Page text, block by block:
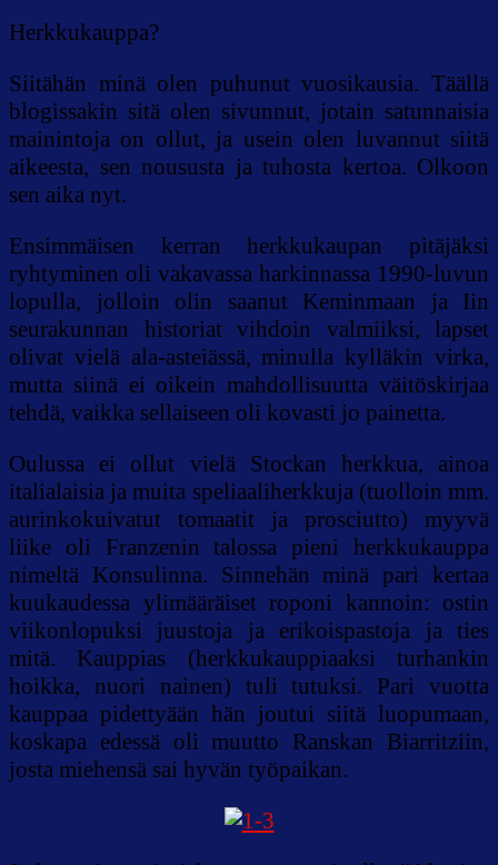
Herkkukauppa?
Siitähän minä olen puhunut vuosikausia. Täällä
blogissakin sitä olen sivunnut, jotain satunnaisia
mainintoja on ollut, ja usein olen luvannut siitä
aikeesta, sen noususta ja tuhosta kertoa. Olkoon
sen aika nyt.
Ensimmäisen kerran herkkukaupan pitäjäksi
ryhtyminen oli vakavassa harkinnassa 1990-luvun
lopulla, jolloin olin saanut Keminmaan ja Iin
seurakunnan historiat vihdoin valmiiksi, lapset
olivat vielä ala-asteiässä, minulla kylläkin virka,
mutta siinä ei oikein mahdollisuutta väitöskirjaa
tehdä, vaikka sellaiseen oli kovasti jo painetta.
Oulussa ei ollut vielä Stockan herkkua, ainoa
italialaisia ja muita speliaaliherkkuja (tuolloin mm.
aurinkokuivatut tomaatit ja prosciutto) myyvä
liike oli Franzenin talossa pieni herkkukauppa
nimeltä Konsulinna. Sinnehän minä pari kertaa
kuukaudessa ylimääräiset roponi kannoin: ostin
viikonlopuksi juustoja ja erikoispastoja ja ties
mitä. Kauppias (herkkukauppiaaksi turhankin
hoikka, nuori nainen) tuli tutuksi. Pari vuotta
kauppaa pidettyään hän joutui siitä luopumaan,
koskapa edessä oli muutto Ranskan Biarritziin,
josta miehensä sai hyvän työpaikan.